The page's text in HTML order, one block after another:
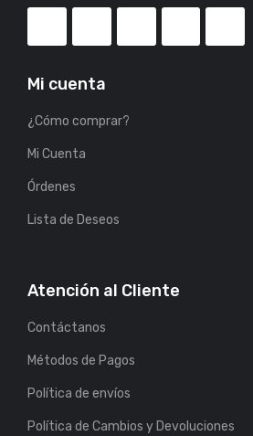
Mi cuenta
¿Cómo comprar?
Mi Cuenta
Órdenes
Lista de Deseos
Atención al Cliente
Contáctanos
Métodos de Pagos
Política de envíos
Política de Cambios y Devoluciones